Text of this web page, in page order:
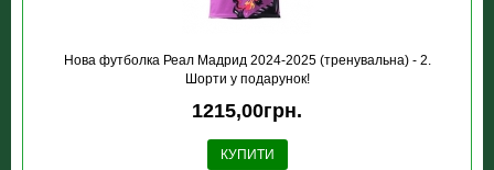
Нова футболка Реал Мадрид 2024-2025 (тренувальна) - 2.
Шорти у подарунок!
1215,00грн.
КУПИТИ